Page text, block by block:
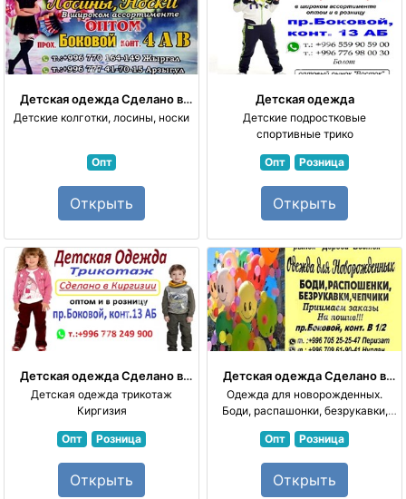
Детская одеждаСделано в
Киргизии
Детские колготки, лосины, носки
Опт
Открыть
Детская одежда
Детские подростковые
спортивные трико
Опт Розница
Открыть
Детская одеждаСделано в
Киргизии
Детская одежда трикотаж
Киргизия
Опт Розница
Открыть
Детская одеждаСделано в
Киргизии
Одежда для новорожденных.
Боди, распашонки, безрукавки,
пошив
Опт Розница
Открыть